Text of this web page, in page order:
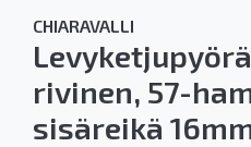
CHIARAVALLI
rivinen, 57-
sisäreikä